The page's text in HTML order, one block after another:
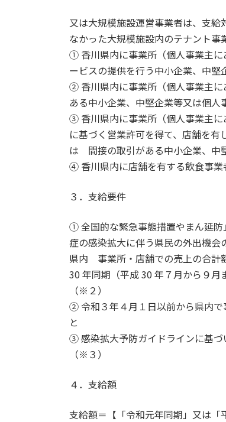
又は大規模施設運営事業者は、支
なかった大規模施設内のテナント事
① 香川県内に事業所（個人事業主
ービスの提供を行う中小企業、中堅
② 香川県内に事業所（個人事業主
ある中小企業、中堅企業等又は個人
③ 香川県内に事業所（個人事業主
に基づく営業許可を得て、店舗を
は 間接の取引がある中小企業、中
④ 香川県内に店舗を有する飲食事業
３．支給要件
① 全国的な緊急事態措置やまん延
症の感染拡大に伴う県民の外出機
県内 事業所・店舗での売上の合計
30 年同期（平成 30 年７月から９
（※２）
② 令和３年４月１日以前から県内で
と
③ 感染拡大予防ガイドラインに基づ
（※３）
４．支給額
支給額＝【「令和元年同期」又は